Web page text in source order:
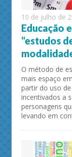
10 de julho de
Educação
“estudos
O método de
mais espaço
partir do uso
incentivados a
personagens
levando em